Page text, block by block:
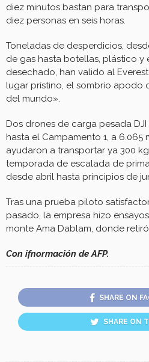
diez minutos bastan para
diez personas en seis horas.
Toneladas de desperdicios,
de gas hasta botellas, plástico
desechado, han valido al
lugar prístino, el sombrío apodo
del mundo».
Dos drones de carga pesada
hasta el Campamento 1, a
ayudaron a transportar ya 300
temporada de escalada de
desde abril hasta principios de
Tras una prueba piloto
pasado, la empresa hizo
monte Ama Dablam, donde
Con ifnormación de AFP.
SHARE ON
SHARE ON